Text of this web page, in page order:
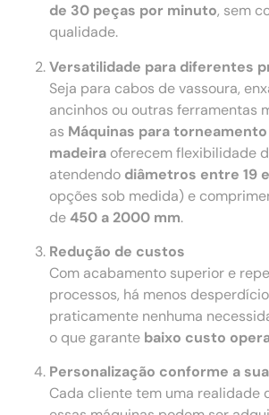
de 30 peças por minuto, sem
qualidade.
Versatilidade para diferentes
Seja para cabos de vassoura,
ancinhos ou outras ferramentas
as Máquinas para
madeira oferecem flexibilidade
atendendo diâmetros entre 19
opções sob medida) e
de450 a 2000 mm.
Redução de custos
Com acabamento superior e
processos, há menos
praticamente nenhuma
o que garante baixo custo
Personalização conforme a
Cada cliente tem uma realidade